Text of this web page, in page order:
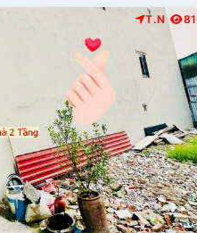
T.N 81